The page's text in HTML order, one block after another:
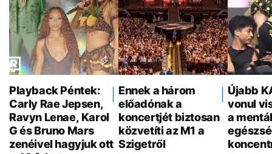
Playback Péntek:
Carly Rae Jepsen,
Ravyn Lenae, Karol
G és Bruno Mars
zenéivel hagyjuk ott
Ennek a három
előadónak a
koncertjét biztosan
közvetíti az M1 a
Szigetről
Újabb
vonul
a